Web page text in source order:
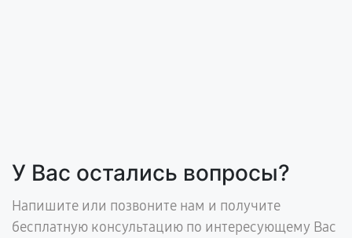
У Вас остались вопросы?
Напишите или позвоните нам и получите
бесплатную консультацию по интересующему Вас